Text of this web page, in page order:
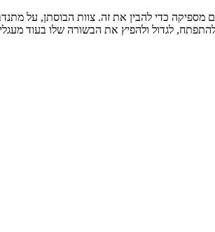
מספיקה כדי להבין את זה. צוות הבוסתן, על
לגדול ולהפיץ את הבשורה שלו בעוד